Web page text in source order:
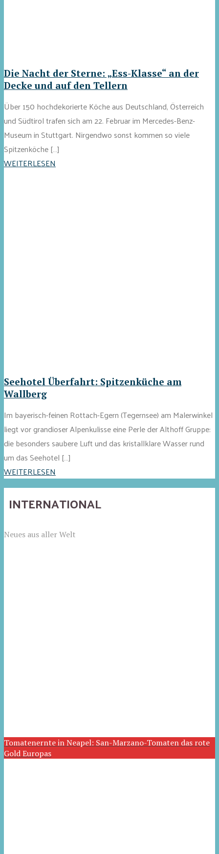
Die Nacht der Sterne: „Ess-Klasse“ an der
Decke und auf den Tellern
Über 150 hochdekorierte Köche aus Deutschland, Österreich
und Südtirol trafen sich am 22. Februar im Mercedes-Benz-
Museum in Stuttgart. Nirgendwo sonst kommen so viele
Spitzenköche […]
WEITERLESEN
Seehotel Überfahrt: Spitzenküche am
Wallberg
Im bayerisch-feinen Rottach-Egern (Tegernsee) am Malerwinkel
liegt vor grandioser Alpenkulisse eine Perle der Althoff Gruppe:
die besonders saubere Luft und das kristallklare Wasser rund
um das Seehotel […]
WEITERLESEN
INTERNATIONAL
Neues aus aller Welt
Tomatenernte in Neapel: San-Marzano-Tomaten das rote
Gold Europas